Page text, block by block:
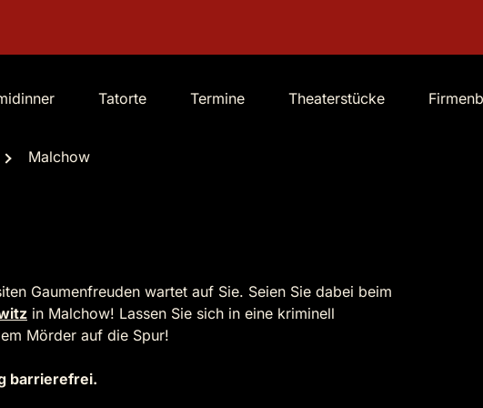
Tatorte Termine Theaterstücke
Malchow
Gaumenfreuden wartet auf Sie. Seien Sie dabei beim
in Malchow! Lassen Sie sich in eine kriminell
Mörder auf die Spur!
barrierefrei.